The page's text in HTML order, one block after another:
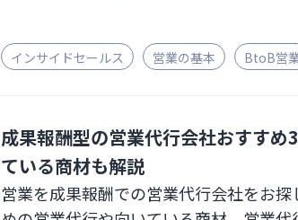
い理由と11個の改善のコツがわかりま
は「わたしは営業なんて向いてない」「
わからない」そんな気持ちはスッと消え
インサイドセールス 営業の基本 BtoB営
成果報酬型の営業代行会社おすすめ
ている商材も解説
営業を成果報酬での営業代行会社をお